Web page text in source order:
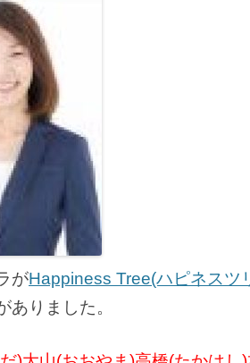
がHappiness Tree(ハピネスツ
ありました。